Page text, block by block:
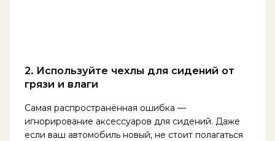
2. Используйте чехлы для сидений от
грязи и влаги
Самая распространённая ошибка —
игнорирование аксессуаров для сидений. Даже
если ваш автомобиль новый, не стоит полагаться